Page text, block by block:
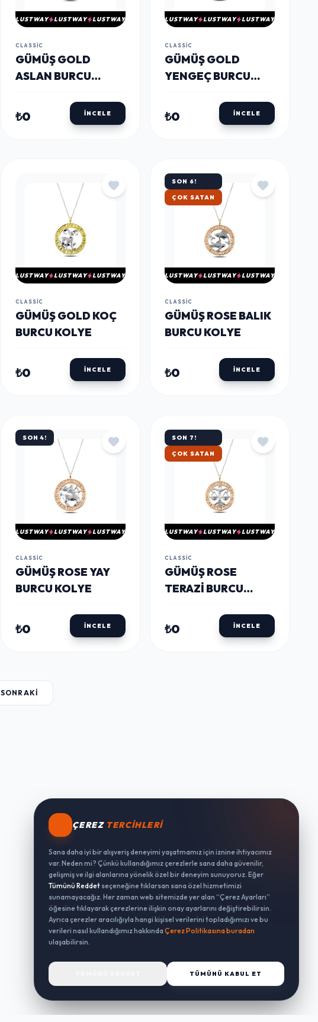
LUSTWAY LUSTWAY LUSTWAY
CLASSIC
​GÜMÜŞ GOLD
ASLAN BURCU
₺0 İNCELE
LUSTWAY LUSTWAY LUSTWAY
CLASSIC
GÜMÜŞ GOLD
YENGEÇ BURCU
₺0 İNCELE
LUSTWAY LUSTWAY LUSTWAY
CLASSIC
GÜMÜŞ GOLD KOÇ
BURCU KOLYE
₺0 İNCELE
SON 6!
HIZLI KARGO
LUSTWAY LUSTWAY LUSTWAY
CLASSIC
GÜMÜŞ ROSE BALIK
BURCU KOLYE
₺0 İNCELE
SON 4!
LUSTWAY LUSTWAY LUSTWAY
CLASSIC
​GÜMÜŞ ROSE YAY
BURCU KOLYE
₺0 İNCELE
SON 7!
HIZLI KARGO
LUSTWAY LUSTWAY LUSTWAY
CLASSIC
​GÜMÜŞ ROSE
TERAZI BURCU
₺0 İNCELE
SONRAKI
ÇEREZ TERCIHLERI
Sana daha iyi bir alışveriş deneyimi yaşatmamız için iznine ihtiyacımız
var. Neden mi? Çünkü kullandığımız çerezlerle sana daha güvenilir,
gelişmiş ve ilgi alanlarına yönelik özel bir deneyim sunuyoruz. Eğer
Tümünü Reddet seçeneğine tıklarsan sana özel hizmetimizi
sunamayacağız. Her zaman web sitemizde yer alan “Çerez Ayarları”
öğesine tıklayarak çerezlerine ilişkin onay ayarlarını değiştirebilirsin.
Ayrıca çerezler aracılığıyla hangi kişisel verilerini topladığımızı ve bu
verileri nasıl kullandığımız hakkında Çerez Politikasına buradan
ulaşabilirsin.
TÜMÜNÜ KABUL ET